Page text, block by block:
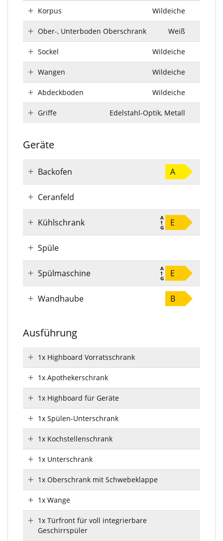
Korpus Wildeiche
Ober-, Unterboden Oberschrank Weiß
Sockel Wildeiche
Wangen Wildeiche
Abdeckboden Wildeiche
Griffe Edelstahl-Optik, Metall
Geräte
Backofen A
Ceranfeld
Kühlschrank E
Spüle
Spülmaschine E
Wandhaube B
Ausführung
1x Highboard Vorratsschrank
1x Apothekerschrank
1x Highboard für Geräte
1x Spülen-Unterschrank
1x Kochstellenschrank
1x Unterschrank
1x Oberschrank mit Schwebeklappe
1x Wange
1x Türfront für voll integrierbare
Geschirrspüler